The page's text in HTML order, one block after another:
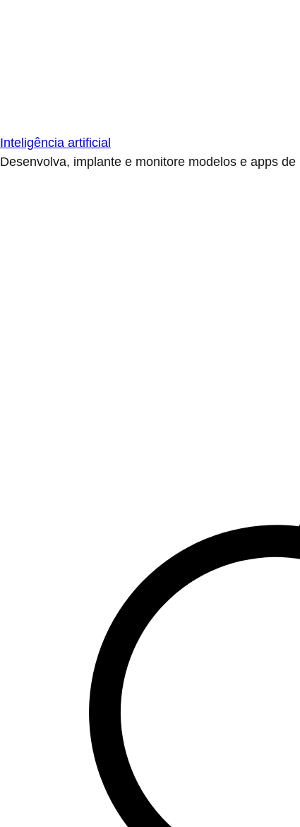
Inteligência artificial
Desenvolva, implante e monitore modelos e apps de